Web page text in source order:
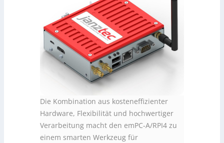
Die Kombination aus kosteneffizienter
Hardware, Flexibilität und hochwertiger
Verarbeitung macht den emPC-A/RPI4 zu
einem smarten Werkzeug für